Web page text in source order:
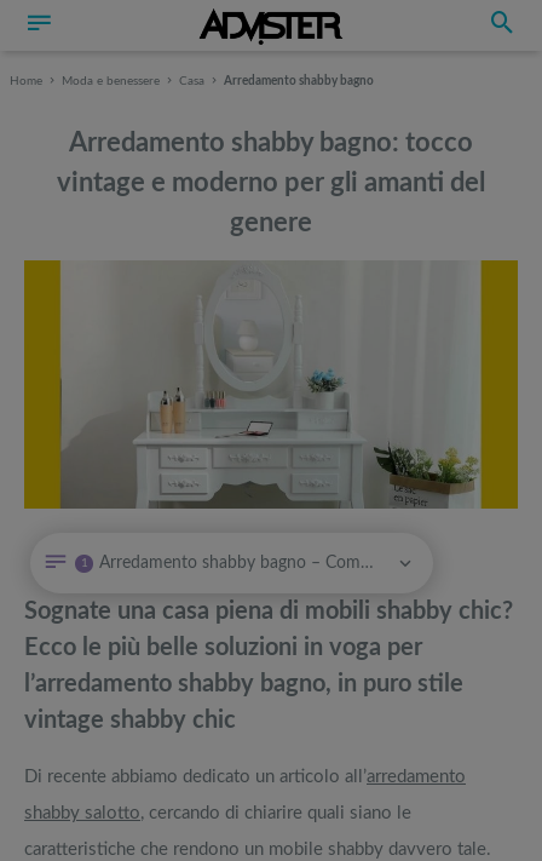
Home Moda e benessere Casa Arredamento shabby bagno
Arredamento shabby bagno: tocco
vintage e moderno per gli amanti del
genere
Fontana decorativa giardino: le migliori idee da esterno economiche
confortevoli villette
Le panchine da giardino più belle per goderti il verde di casa
Attrezzi sportivi a metà prezzo Black Friday: Tapis roulant, cyclette,
Offerte robot aspirapolvere da non perdere nella Black Friday Week
1 Arredamento shabby bagno – Come scegliere i mobili shabby chic
Sognate una casa piena di mobili shabby chic?
Ecco le più belle soluzioni in voga per
l’arredamento shabby bagno, in puro stile
vintage shabby chic
Di recente abbiamo dedicato un articolo all’arredamento
shabby salotto, cercando di chiarire quali siano le
caratteristiche che rendono un mobile shabby davvero tale.